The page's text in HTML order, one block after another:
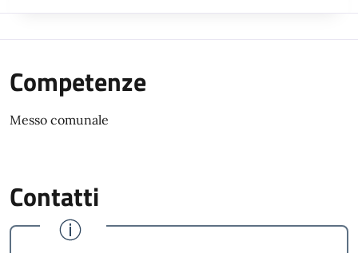
Competenze
Messo comunale
Contatti